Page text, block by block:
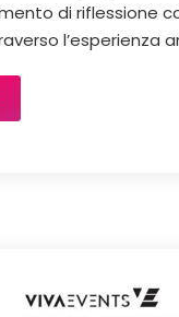
di riflessione
l’esperienza